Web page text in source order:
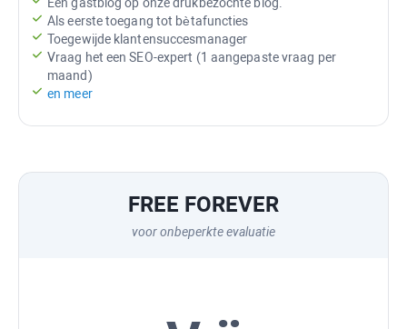
FREE FOREVER
voor onbeperkte evaluatie
Als eerste toegang tot bètafuncties
Toegewijde klantensuccesmanager
Vraag het een SEO-expert (1 aangepaste vraag per
maand)
en meer